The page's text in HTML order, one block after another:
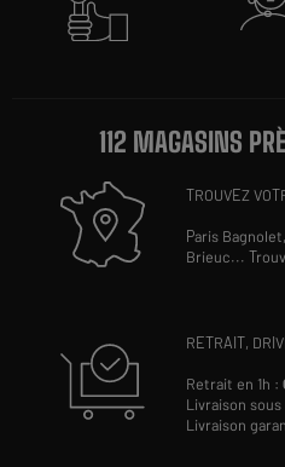
112 MAGASINS
TROUVEZ
Paris
Brieuc...
RETRAIT,
Retrait en 1h :
Livraison
Livraison